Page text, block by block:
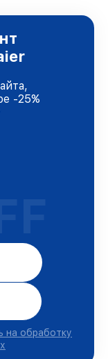
-25%
на обработку